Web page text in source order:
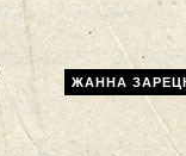
ЖАННА